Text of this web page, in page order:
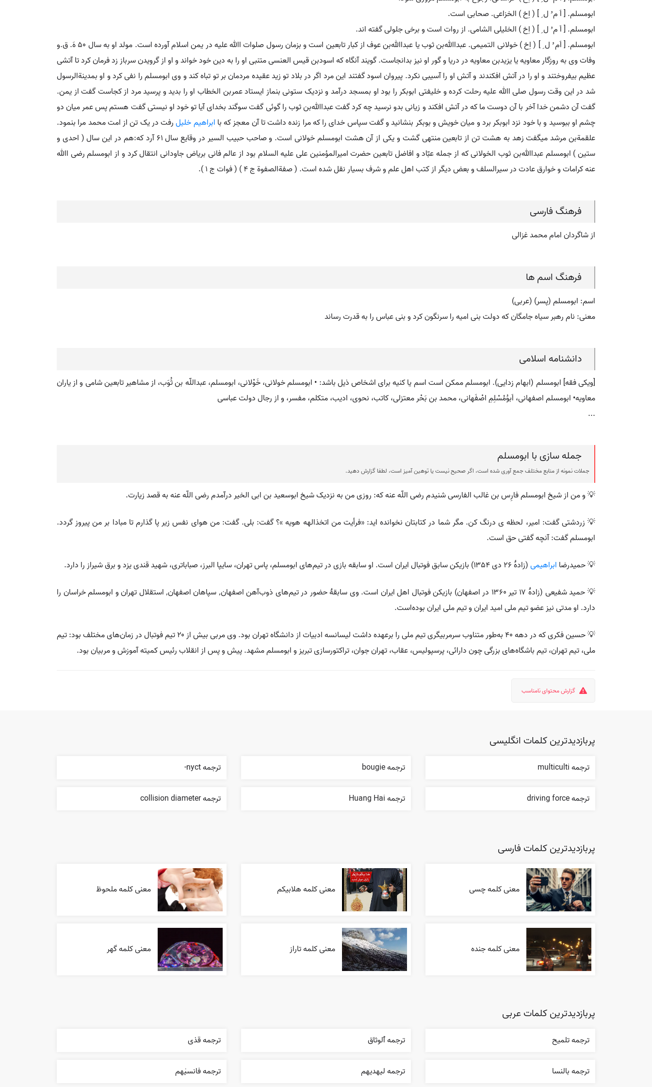
ابومسلم. [ اَ م ُ ل ِ ] ( اِخ ) الخزاعی. صحابی است.
ابومسلم. [ اَ م ُ ل ِ ] ( اِخ ) الخلیلی الشامی. از روات است و برخی جلولی گفته اند.
ابومسلم. [ اَم ُ ل ِ ] ( اِخ ) خولانی التمیمی. عبداﷲبن ثوب یا عبداﷲبن عوف از کبار تابعین است و بزمان رسول صلوات اﷲ علیه در یمن اسلام آورده است. مولد او به سال 50 هَ. ق.و
وفات وی به روزگار معاویه یا یزیدبن معاویه در دریا و گور او نیز بدانجاست. گویند آنگاه که اسودبن قیس العنسی متنبی او را به دین خود خواند و او از گرویدن سرباز زد فرمان کرد تا آتشی
عظیم بیفروختند و او را در آتش افکندند و آتش او را آسیبی نکرد. پیروان اسود گفتند این مرد اگر در بلاد تو زید عقیده مردمان بر تو تباه کند و وی ابومسلم را نفی کرد و او بمدینةالرسول
شد در این وقت رسول صلی اﷲ علیه رحلت کرده و خلیفتی ابوبکر را بود او بمسجد درآمد و نزدیک ستونی بنماز ایستاد عمربن الخطاب او را بدید و پرسید مرد از کجاست گفت از یمن.
گفت آن دشمن خدا آخر با آن دوست ما که در آتش افکند و زیانی بدو نرسید چه کرد گفت عبداﷲبن ثوب را گوئی گفت سوگند بخدای آیا تو خود او نیستی گفت هستم پس عمر میان دو
چشم او ببوسید و با خود نزد ابوبکر برد و میان خویش و بوبکر بنشانید و گفت سپاس خدای را که مرا زنده داشت تا آن معجز که با ابراهیم خلیلرفت در یک تن از امت محمد مرا بنمود.
علقمةبن مرشد میگفت زهد به هشت تن از تابعین منتهی گشت و یکی از آن هشت ابومسلم خولانی است. و صاحب حبیب السیر در وقایع سال 61 آرد که:هم در این سال ( احدی و
ستین ) ابومسلم عبداﷲبن ثوب الخولانی که از جمله عبّاد و افاضل تابعین حضرت امیرالمؤمنین علی علیه السلام بود از عالم فانی بریاض جاودانی انتقال کرد و از ابومسلم رضی اﷲ
عنه کرامات و خوارق عادت در سیرالسلف و بعض دیگر از کتب اهل علم و شرف بسیار نقل شده است. ( صفةالصفوة ج 4 ) ( فوات ج 1 ).
فرهنگ فارسی
از شاگردان امام محمد غزالی
فرهنگ اسم ها
اسم: ابومسلم (پسر) (عربی)
معنی: نام رهبر سیاه جامگان که دولت بنی امیه را سرنگون کرد و بنی عباس را به قدرت رساند
دانشنامه اسلامی
[ویکی فقه] ابومسلم (ابهام زدایی). ابومسلم ممکن است اسم یا کنیه برای اشخاص ذیل باشد: • ابومسلم خولانی، خَوْلانی، ابومسلم، عبداللّه بن ثُوَب، از مشاهیر تابعین شامی و از یاران
معاویه• ابومسلم اصفهانی، اَبوُمُسْلِمِ اصْفَهانی، محمد بن بَحْر معتزلی، کاتب، نحوی، ادیب، متکلم، مفسر، و از رجال دولت عباسی
...
جمله سازی با ابومسلم
جملات نمونه از منابع مختلف جمع آوری شده است، اگر صحیح نیست یا توهین آمیز است، لطفا گزارش دهید.
💡 و من از شیخ ابومسلم فارِس بن غالب الفارسی شنیدم رضی اللّه عنه که: روزی من به نزدیک شیخ ابوسعید بن ابی الخیر درآمدم رضی اللّه عنه به قصد زیارت.
💡 زردشتی گفت: امیر، لحظه ی درنگ کن. مگر شما در کتابتان نخوانده اید: «فرأیت من اتخذالهه هویه »؟ گفت: بلی. گفت: من هوای نفس زیر پا گذارم تا مبادا بر من پیروز گردد.
ابومسلم گفت: آنچه گفتی حق است.
💡 حمیدرضا ابراهیمی(زادهٔ ۲۶ دی ۱۳۵۴) بازیکن سابق فوتبال ایران است. او سابقه بازی در تیم‌های ابومسلم، پاس تهران، سایپا البرز، صباباتری، شهید قندی یزد و برق شیراز را دارد.
💡 حمید شفیعی (زادهٔ ۱۷ تیر ۱۳۶۰ در اصفهان) بازیکن فوتبال اهل ایران است. وی سابقهٔ حضور در تیم‌های ذوب‌آهن اصفهان٬ سپاهان اصفهان٬ استقلال تهران و ابومسلم خراسان را
دارد. او مدتی نیز عضو تیم ملی امید ایران و تیم ملی ایران بوده‌است.
💡 حسین فکری که در دهه ۴۰ به‌طور متناوب سرمربیگری تیم ملی را برعهده داشت لیسانسه ادبیات از دانشگاه تهران بود. وی مربی بیش از ۲۰ تیم فوتبال در زمان‌های مختلف بود: تیم
ملی، تیم تهران، تیم باشگاه‌های بزرگی چون دارائی، پرسپولیس، عقاب، تهران جوان، تراکتورسازی تبریز و ابومسلم مشهد. پیش و پس از انقلاب رئیس کمیته آموزش و مربیان بود.
گزارش محتوای نامناسب
پربازدیدترین کلمات انگلیسی
ترجمه multiculti ترجمه bougie ترجمه nyct-
ترجمه driving force ترجمه Huang Hai ترجمه collision diameter
پربازدیدترین کلمات فارسی
معنی کلمه چسی معنی کلمه هلابیکم معنی کلمه ملحوظ
معنی کلمه جنده معنی کلمه تاراز معنی کلمه گهر
پربازدیدترین کلمات عربی
ترجمه تلميح ترجمه ٱلوثاق ترجمه قذی
ترجمه بالنسا ترجمه ليهديهم ترجمه فانسیٰهم